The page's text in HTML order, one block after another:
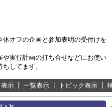
オフの企画と参加表明の受付けを
や実行計画の打ち合せなどにお使い
してます。
表示 一覧表示 トピック表示